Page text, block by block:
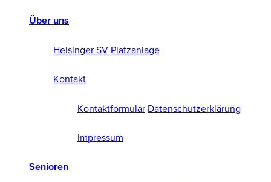
Über uns
Heisinger SV Platzanlage
Kontakt
Kontaktformular Datenschutzerklärung
Impressum
Senioren